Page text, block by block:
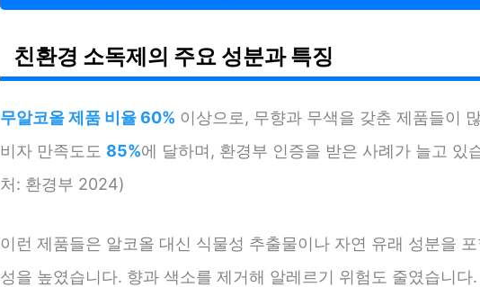
친환경 소독제의 주요 성분과 특징
무알코올 제품 비율 60% 이상으로, 무향과 무색을 갖춘 제품들이
비자 만족도도 85%에 달하며, 환경부 인증을 받은 사례가 늘고 있
처: 환경부 2024)
이런 제품들은 알코올 대신 식물성 추출물이나 자연 유래 성분을
성을 높였습니다. 향과 색소를 제거해 알레르기 위험도 줄였습니다.